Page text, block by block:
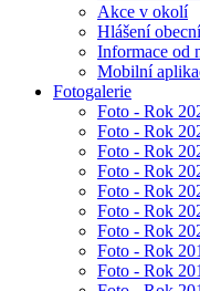
Akce v okolí
Hlášení
Informace od
Mobilní
Fotogalerie
Foto - Rok
Foto - Rok
Foto - Rok
Foto - Rok
Foto - Rok
Foto - Rok
Foto - Rok
Foto - Rok
Foto - Rok